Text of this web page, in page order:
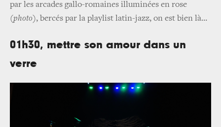
par les arcades gallo-romaines illuminées en rose
(photo), bercés par la playlist latin-jazz, on est bien là…
01h30, mettre son amour dans un
verre